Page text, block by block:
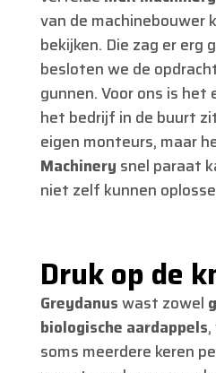
van de machinebouwer
bekijken. Die zag er erg
besloten we de
gunnen. Voor ons is
het bedrijf in de buurt
eigen monteurs, maar
Machinery snel paraat
niet zelf kunnen
Druk op de
Greydanuswast zowel
biologische aardappels
soms meerdere keren